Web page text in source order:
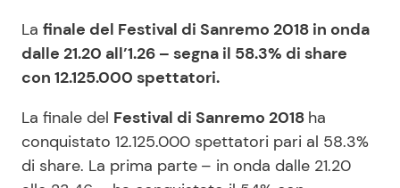
La finale del Festival di Sanremo 2018 in onda
dalle 21.20 all’1.26 – segna il 58.3% di share
con 12.125.000 spettatori.
La finale del Festival di Sanremo 2018 ha
conquistato 12.125.000 spettatori pari al 58.3%
di share. La prima parte – in onda dalle 21.20